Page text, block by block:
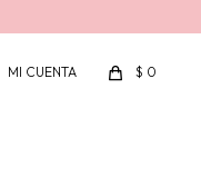
$ 0